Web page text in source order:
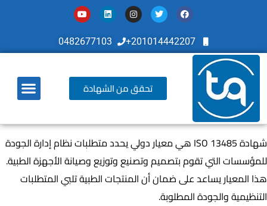
201014442207+
0482677103
تحقق من الشهادة
شهادة ISO 13485 هي معيار دولي يحدد متطلبات نظام إدارة الجودة
للمؤسسات التي تقوم بتصميم وتصنيع وتوزيع وصيانة الأجهزة الطبية.
هذا المعيار يساعد على ضمان أن المنتجات الطبية تلبي المتطلبات
التنظيمية والجودة المطلوبة.